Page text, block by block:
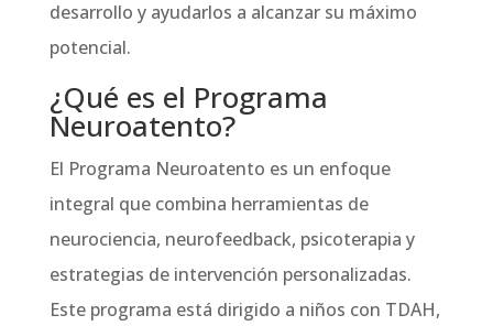
desarrollo y ayudarlos a alcanzar su máximo
potencial.
¿Qué es el Programa
Neuroatento?
El Programa Neuroatento es un enfoque
integral que combina herramientas de
neurociencia, neurofeedback, psicoterapia y
estrategias de intervención personalizadas.
Este programa está dirigido a niños con TDAH,